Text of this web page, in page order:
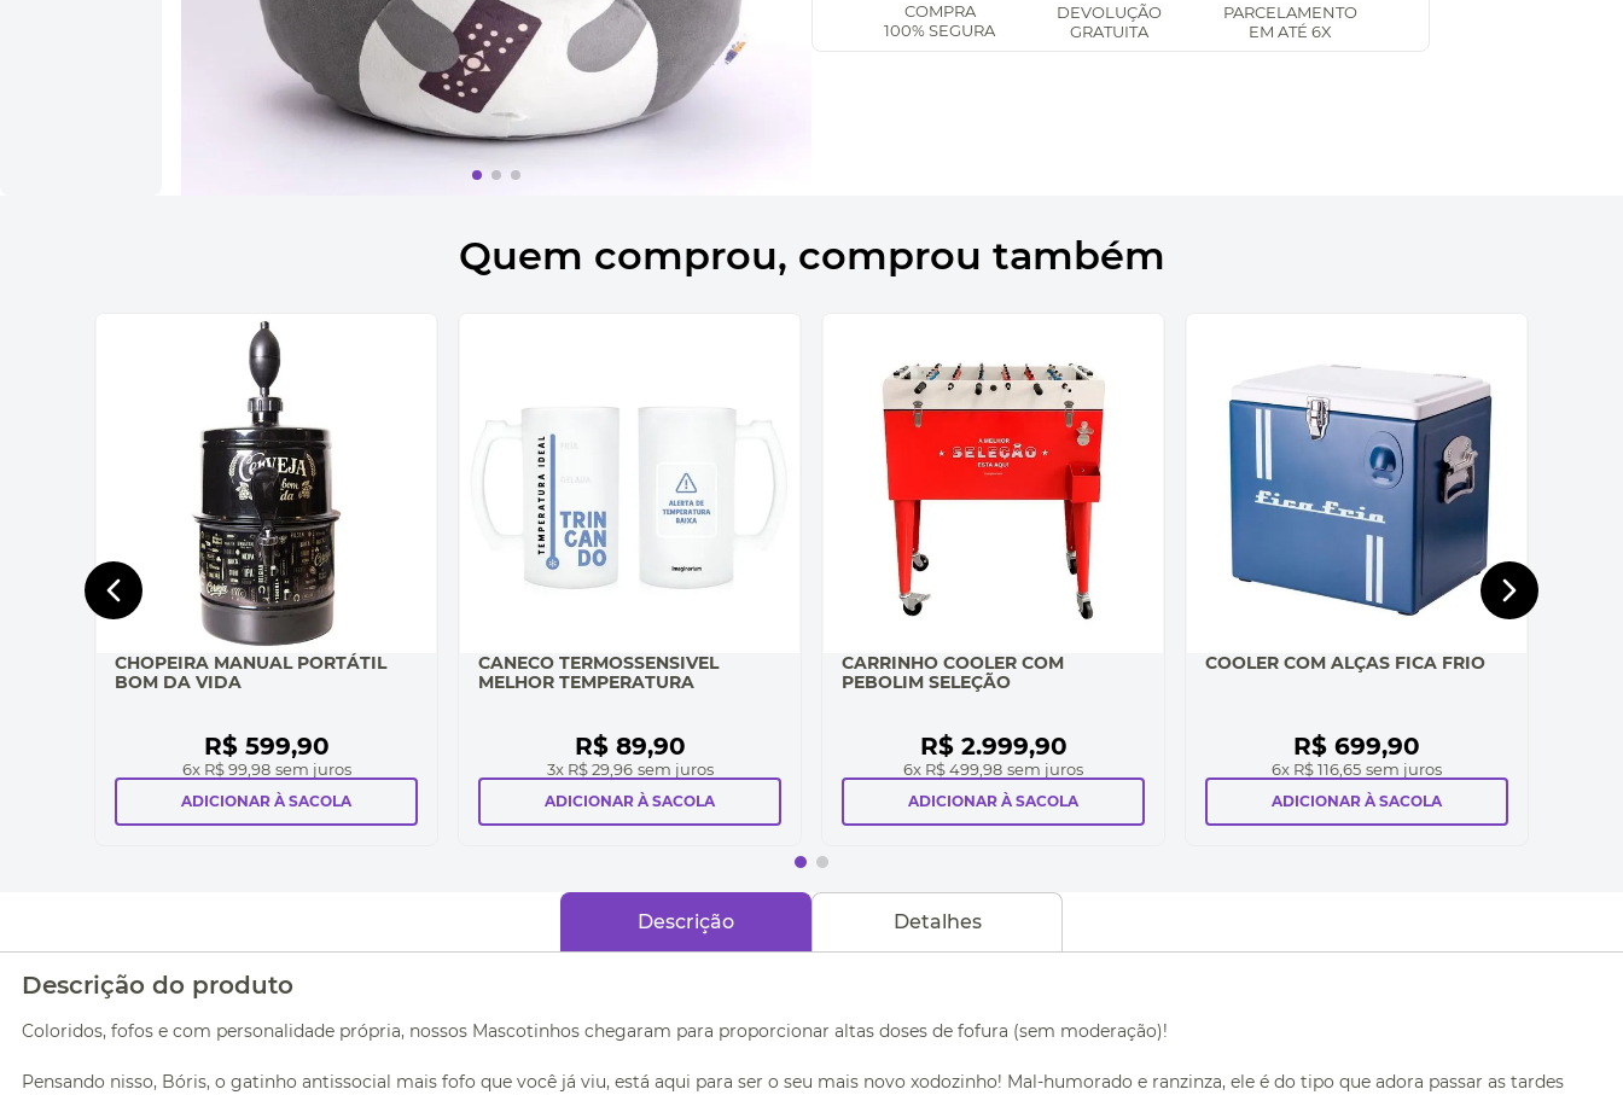
COMPRA
100% SEGURA
DEVOLUÇÃO
GRATUITA
PARCELAMENTO
EM ATÉ 6X
Quem comprou, comprou também
CHOPEIRA MANUAL PORTÁTIL
BOM DA VIDA
R$ 599,90
6x R$ 99,98 sem juros
ADICIONAR À SACOLA
CANECO TERMOSSENSIVEL
MELHOR TEMPERATURA
R$ 89,90
3x R$ 29,96 sem juros
ADICIONAR À SACOLA
CARRINHO COOLER COM
PEBOLIM SELEÇÃO
R$ 2.999,90
6x R$ 499,98 sem juros
ADICIONAR À SACOLA
COOLER COM ALÇAS FICA FRIO
R$ 699,90
6x R$ 116,65 sem juros
ADICIONAR À SACOLA
Descrição Detalhes
Descrição do produto
Coloridos, fofos e com personalidade própria, nossos Mascotinhos chegaram para proporcionar altas doses de fofura (sem moderação)!
Pensando nisso, Bóris, o gatinho antissocial mais fofo que você já viu, está aqui para ser o seu mais novo xodozinho! Mal-humorado e ranzinza, ele é do tipo que adora passar as tardes